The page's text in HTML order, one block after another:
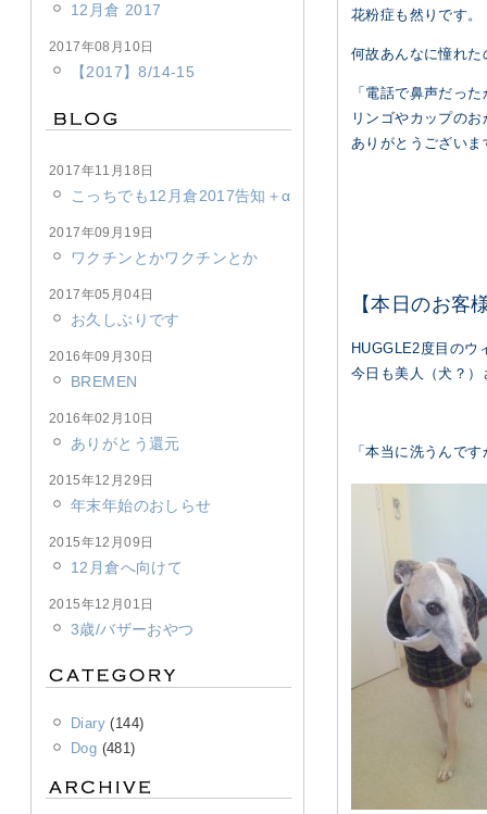
花粉症も然りです。
何故あんなに憧れ
「電話で鼻声だっ
リンゴやカップの
ありがとうござい
【本日のお客
HUGGLE2度目のウ
今日も美人（犬？
「本当に洗うんで
12月倉 2017
2017年08月10日
【2017】8/14-15
2017年11月18日
こっちでも12月倉2017告知＋α
2017年09月19日
ワクチンとかワクチンとか
2017年05月04日
お久しぶりです
2016年09月30日
BREMEN
2016年02月10日
ありがとう還元
2015年12月29日
年末年始のおしらせ
2015年12月09日
12月倉へ向けて
2015年12月01日
3歳/バザーおやつ
Diary(144)
Dog (481)